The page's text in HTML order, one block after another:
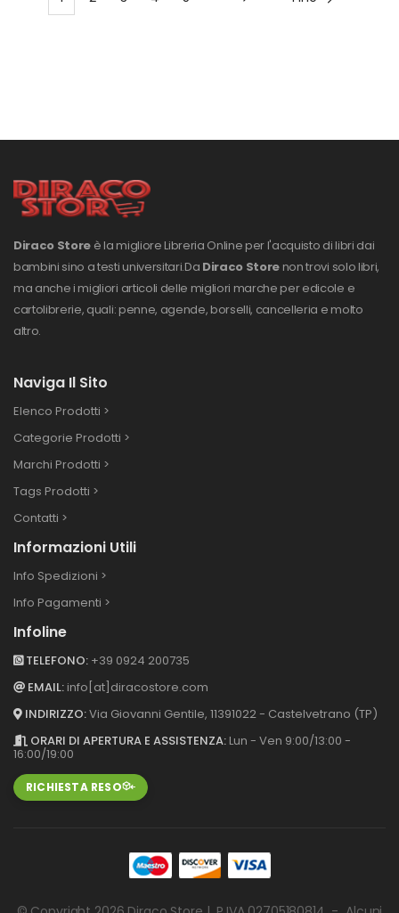
Diraco Store è la migliore Libreria Online per l'acquisto di libri dai
bambini sino a testi universitari.Da Diraco Store non trovi solo libri,
ma anche i migliori articoli delle migliori marche per edicole e
cartolibrerie, quali: penne, agende, borselli, cancelleria e molto
altro.
Naviga Il Sito
Elenco Prodotti >
Categorie Prodotti >
Marchi Prodotti >
Tags Prodotti >
Contatti >
Informazioni Utili
Info Spedizioni >
Info Pagamenti >
Infoline
TELEFONO: +39 0924 200735
EMAIL: info[at]diracostore.com
INDIRIZZO:Via Giovanni Gentile, 11391022 - Castelvetrano (TP)
ORARI DI APERTURA E ASSISTENZA: Lun - Ven 9:00/13:00 -
16:00/19:00
RICHIESTA RESO